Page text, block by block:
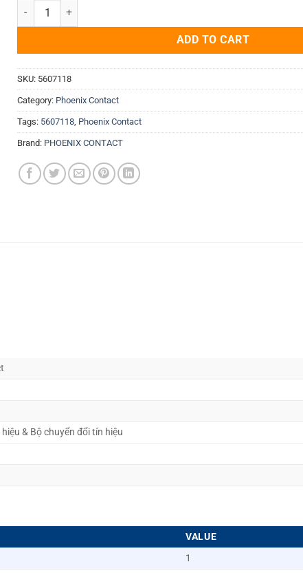
Bộ Điều Phối tín hiệu & Bộ chuyển đổi tín hiệu PI/NI-2D-24 quantity
ADD TO CART
SKU: 5607118
Category: Phoenix Contact
Tags: 5607118 Phoenix Contact
Brand: PHOENIX CONTACT
& Bộ chuyển đổi tín hiệu
VALUE
1